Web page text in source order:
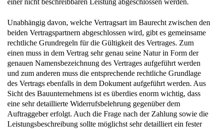
einer nicht beschreibbaren Leistung abgeschlossen werden.
Unabhängig davon, welche Vertragsart im Baurecht zwischen den
beiden Vertragspartnern abgeschlossen wird, gibt es gemeinsame
rechtliche Grundregeln für die Gültigkeit des Vertrages. Zum
einen muss in dem Vertrag sehr genau seine Natur in Form der
genauen Namensbezeichnung des Vertrages aufgeführt werden
und zum anderen muss die entsprechende rechtliche Grundlage
des Vertrags ebenfalls in dem Dokument aufgeführt werden. Aus
Sicht des Bauunternehmens ist es überdies enorm wichtig, dass
eine sehr detaillierte Widerrufsbelehrung gegenüber dem
Auftraggeber erfolgt. Auch die Frage nach der Zahlung sowie die
Leistungsbeschreibung sollte möglichst sehr detailliert ein fester